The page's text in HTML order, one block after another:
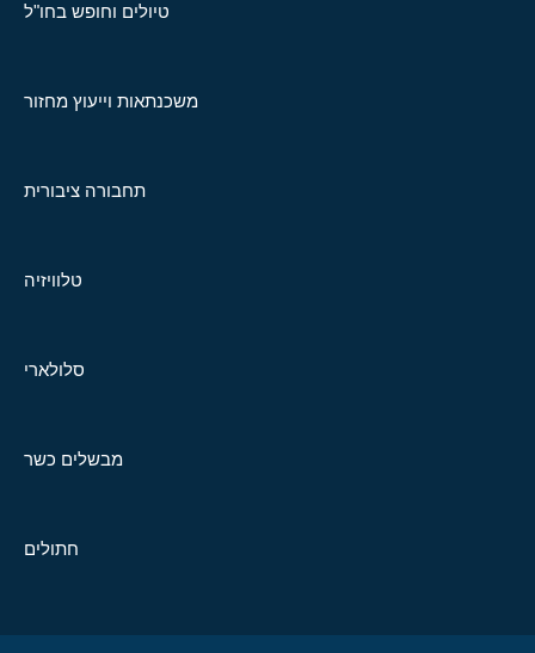
טיולים וחופש בחו"ל
משכנתאות וייעוץ מחזור
תחבורה ציבורית
טלוויזיה
סלולארי
מבשלים כשר
חתולים